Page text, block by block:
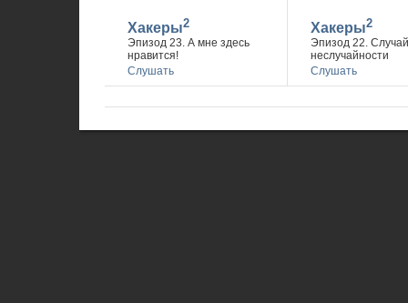
Хакеры2
Эпизод 23. А мне здесь
нравится!
Слушать
Хакеры2
Эпизод 22.
неслучайности
Слушать